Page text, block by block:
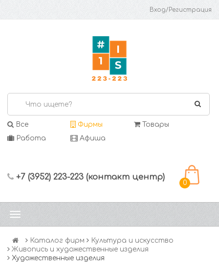
Вход/Регистрация
Все Фирмы
Товары
Работа
Афиша
+7 (3952) 223-223 (контакт центр)
0
Каталог фирм
Культура и искусство
Живопись и художественные изделия
Художественные изделия